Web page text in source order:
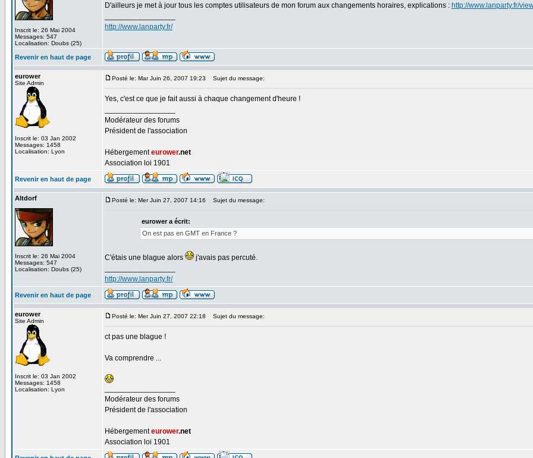
Inscrit le: 26 Mai 2004
Messages: 547
Localisation: Doubs (25)
D'ailleurs je met à jour tous les comptes utilisateurs de mon forum aux changements horaires, explications : http://www.lanparty.fr/
http://www.lanparty.fr/
Revenir en haut de page
eurower
Site Admin
Inscrit le: 03 Jan 2002
Messages: 1458
Localisation: Lyon
Posté le: Mar Juin 26, 2007 19:23 Sujet du message:
Yes, c'est ce que je fait aussi à chaque changement d'heure !
Modérateur des forums
Président de l'association
Hébergementeurower.net
Association loi 1901
Revenir en haut de page
Altdorf
Inscrit le: 26 Mai 2004
Messages: 547
Localisation: Doubs (25)
Posté le: Mer Juin 27, 2007 14:16 Sujet du message:
eurower a écrit:
On est pas en GMT en France ?
C'étais une blague alors
j'avais pas percuté.
http://www.lanparty.fr/
Revenir en haut de page
eurower
Site Admin
Inscrit le: 03 Jan 2002
Messages: 1458
Localisation: Lyon
Posté le: Mer Juin 27, 2007 22:18 Sujet du message:
ct pas une blague !
Va comprendre ...
Modérateur des forums
Président de l'association
Hébergementeurower.net
Association loi 1901